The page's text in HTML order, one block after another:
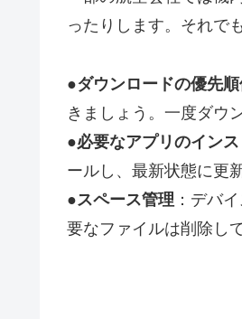
ったりします。それで
●ダウンロードの優先
きましょう。一度ダウ
●必要なアプリのイン
ールし、最新状態に更
●スペース管理 ：デバ
要なファイルは削除し